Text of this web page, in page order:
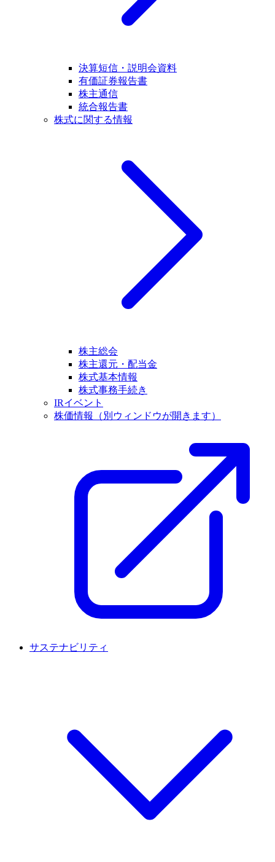
決算短信・説明会資料
有価証券報告書
株主通信
統合報告書
株式に関する情報
株主総会
株主還元・配当金
株式基本情報
株式事務手続き
IRイベント
株価情報
（別ウィンドウが開きます）
サステナビリティ